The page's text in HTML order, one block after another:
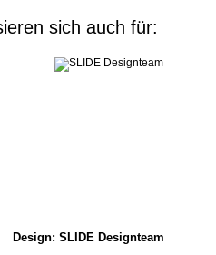
sich auch für:
Design: SLIDE Designteam